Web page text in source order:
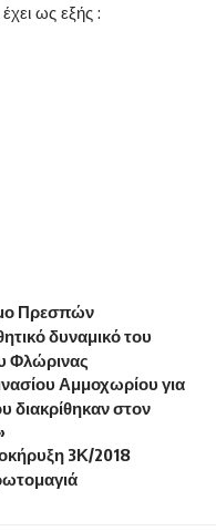
ως εξής :
Πρεσπών
δυναμικό του
Φλώρινας
Αμμοχωρίου για
διακρίθηκαν στον
3Κ/2018